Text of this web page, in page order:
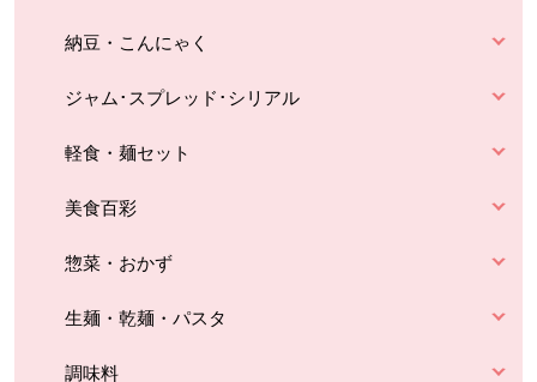
納豆・こんにゃく
ジャム･スプレッド･シリアル
軽食・麺セット
美食百彩
惣菜・おかず
生麺・乾麺・パスタ
調味料